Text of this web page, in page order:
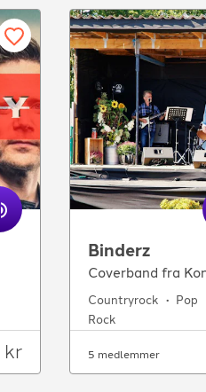
kr
Binderz
Coverband fra
Countryrock Pop
Rock
5 medlemmer